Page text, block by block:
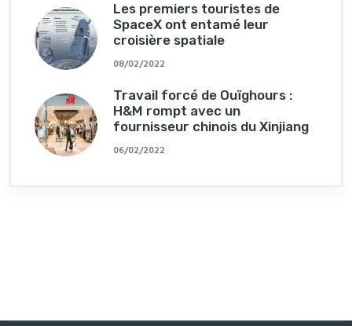
Les premiers touristes de
SpaceX ont entamé leur
croisière spatiale
08/02/2022
Travail forcé de Ouïghours :
H&M rompt avec un
fournisseur chinois du Xinjiang
06/02/2022